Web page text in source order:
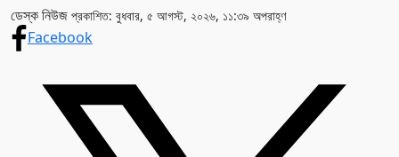
ডেস্ক নিউজ প্রকাশিত: বুধবার, ৫ আগস্ট, ২০২৬, ১১:৩৯ অপরাহ্ণ
Facebook